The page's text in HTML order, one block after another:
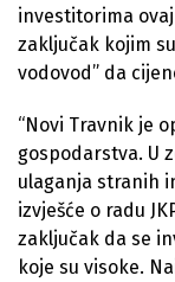
investitorima
zaključak kojim
vodovod” da
“Novi Travnik je
gospodarstva. U
ulaganja stranih
izvješće o radu
zaključak da se
koje su visoke.